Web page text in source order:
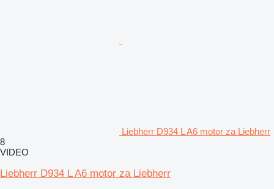
Liebherr D934 L A6 motor za Liebherr
8
VIDEO
Liebherr D934 L A6 motor za Liebherr